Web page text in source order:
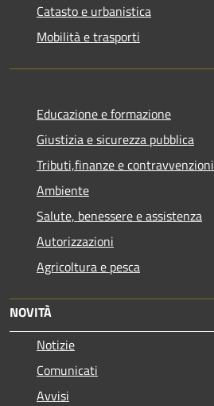
Catasto e urbanistica
Mobilità e trasporti
Educazione e formazione
Giustizia e sicurezza pubblica
Tributi,finanze e contravvenzioni
Ambiente
Salute, benessere e assistenza
Autorizzazioni
Agricoltura e pesca
NOVITÀ
Notizie
Comunicati
Avvisi